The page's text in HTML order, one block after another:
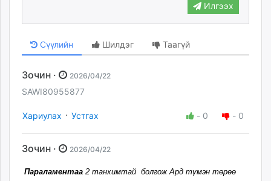
Илгээх
Сүүлийн Шилдэг Таагүй
Зочин · 2026/04/22
SAWI80955877
Хариулах · Устгах - 0 - 0
Зочин · 2026/04/22
Параламентаа 2 танхимтай болгож Ард түмэн төрөө